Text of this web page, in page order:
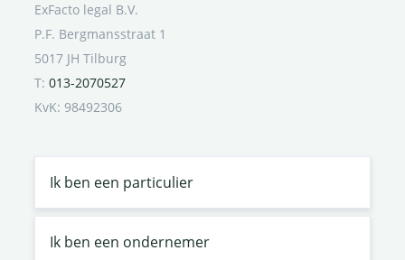
ExFacto legal B.V.
P.F. Bergmansstraat 1
5017 JH Tilburg
T: 013-2070527
KvK: 98492306
Ik ben een particulier
Ik ben een ondernemer